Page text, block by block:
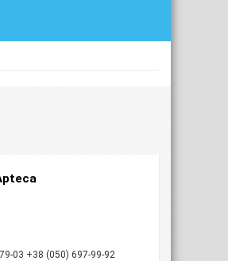
03 +38 (050) 697-99-92